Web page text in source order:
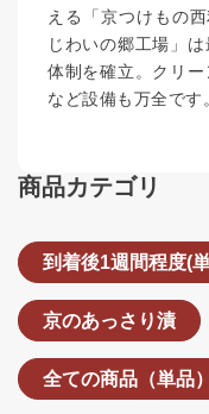
える「京つけもの
じわいの郷工場」
体制を確立。クリ
など設備も万全です
商品カテゴリ
到着後1週間程度(
京のあっさり漬
全ての商品（単品）